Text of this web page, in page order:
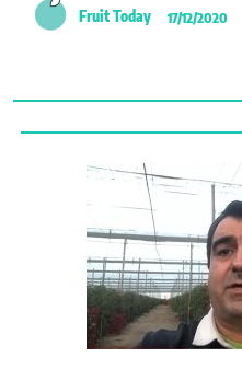
Fruit Today 17/12/2020